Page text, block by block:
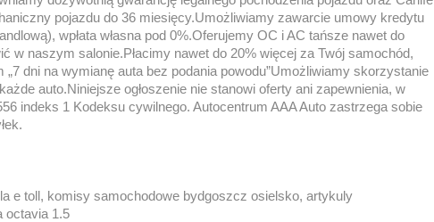
pojazdu do 36 miesięcy.Umożliwiamy zawarcie umowy kredytu
wpłata własna pod 0%.Oferujemy OC i AC tańsze nawet do
w naszym salonie.Płacimy nawet do 20% więcej za Twój samochód,
dni na wymianę auta bez podania powodu”Umożliwiamy skorzystanie
auto.Niniejsze ogłoszenie nie stanowi oferty ani zapewnienia, w
indeks 1 Kodeksu cywilnego. Autocentrum AAA Auto zastrzega sobie
e toll, komisy samochodowe bydgoszcz osielsko, artykuly
octavia 1.5